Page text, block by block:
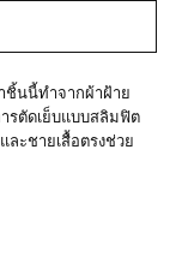
ชิ้นนี้ทำจากผ้าฝ้าย
รตัดเย็บแบบสลิมฟิต
ะชายเสื้อตรงช่วย